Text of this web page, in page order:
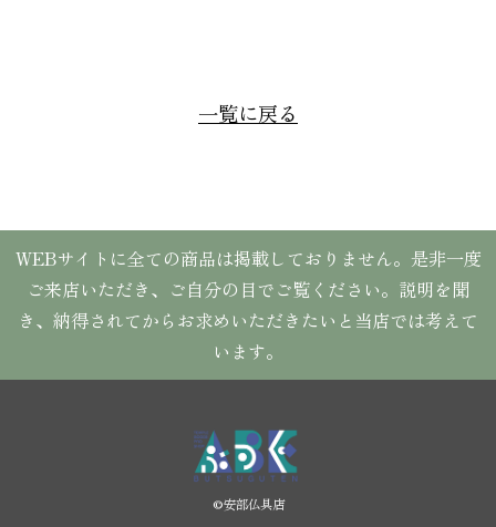
一覧に戻る
WEBサイトに全ての商品は掲載しておりません。是非一度
ご来店いただき、ご自分の目でご覧ください。説明を聞
き、納得されてからお求めいただきたいと当店では考えて
います。
©︎安部仏具店